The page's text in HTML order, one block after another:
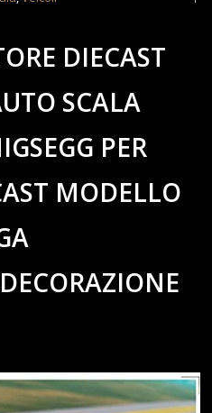
DIECAST
SCALA
PER
MODELLO